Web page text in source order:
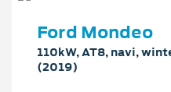
Ford Mondeo
110kW, AT8, navi,
(2019)